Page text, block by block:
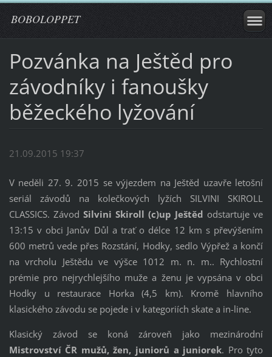
BOBOLOPPET
Pozvánka na Ještěd pro
závodníky i fanoušky
běžeckého lyžování
21.09.2015 19:37
V neděli 27. 9. 2015 se výjezdem na Ještěd uzavře letošní
seriál závodů na kolečkových lyžích SILVINI SKIROLL
CLASSICS. Závod Silvini Skiroll (c)up Ještěd odstartuje ve
13:15 v obci Janův Důl a trať o délce 12 km s převýšením
600 metrů vede přes Rozstání, Hodky, sedlo Výpřež a končí
na vrcholu Ještědu ve výšce 1012 m. n. m.. Rychlostní
prémie pro nejrychlejšího muže a ženu je vypsána v obci
Hodky u restaurace Horka (4,5 km). Kromě hlavního
klasického závodu se pojede i v kategoriích skate a in-line.
Klasický závod se koná zároveň jako mezinárodní
Mistrovství ČR mužů, žen, juniorů a juniorek. Pro tyto